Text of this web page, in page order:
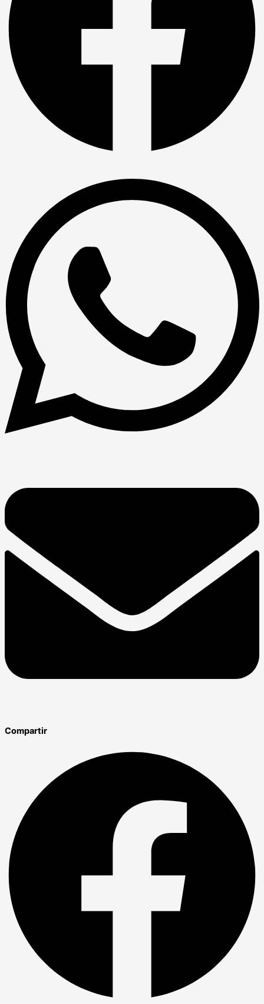
Compartir